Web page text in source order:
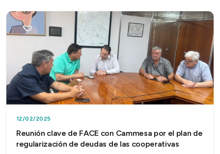
12/02/2025
Reunión clave de FACE con Cammesa por el plan de
regularización de deudas de las cooperativas